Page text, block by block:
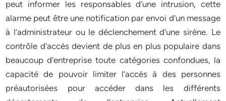
peut informer les responsables d’une intrusion, cette
alarme peut être une notification par envoi d’un message
à l’administrateur ou le déclenchement d’une sirène. Le
contrôle d’accès devient de plus en plus populaire dans
beaucoup d’entreprise toute catégories confondues, la
capacité de pouvoir limiter l’accès à des personnes
préautorisées pour accéder dans les différents